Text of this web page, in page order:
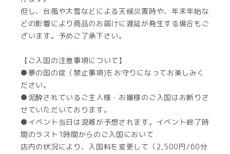
但し、台風や大雪などによる天候災害時や、年末年始な
どの影響により商品のお届けに遅延が発生する場合もご
ざいます。予めご了承下さい。
【ご入国の注意事項について】
●夢の国の掟（禁止事項)をお守りになってお楽しみく
ださい。
●泥酔されているご主人様・お嬢様のご入国はお断りさ
せていただいております。
●イベント当日は混雑が予想されます。イベント終了時
間のラスト1時間からのご入国において
店内の状況により、入国料を変更して（2,500円/60分